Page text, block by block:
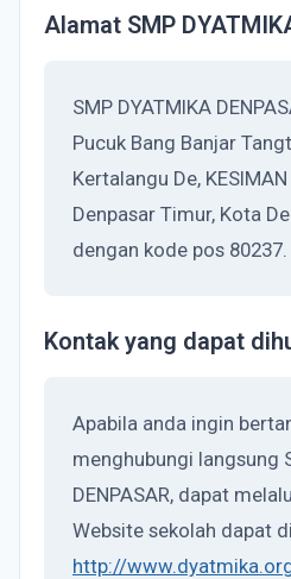
Alamat SMP
SMP DYATMIKA
Pucuk Bang Banjar
Kertalangu De, KESIMAN
Denpasar Timur, Kota
dengan kode pos 80237.
Kontak yang dapat
Apabila anda ingin
menghubungi langsung
DENPASAR, dapat
Website sekolah dapat
http://